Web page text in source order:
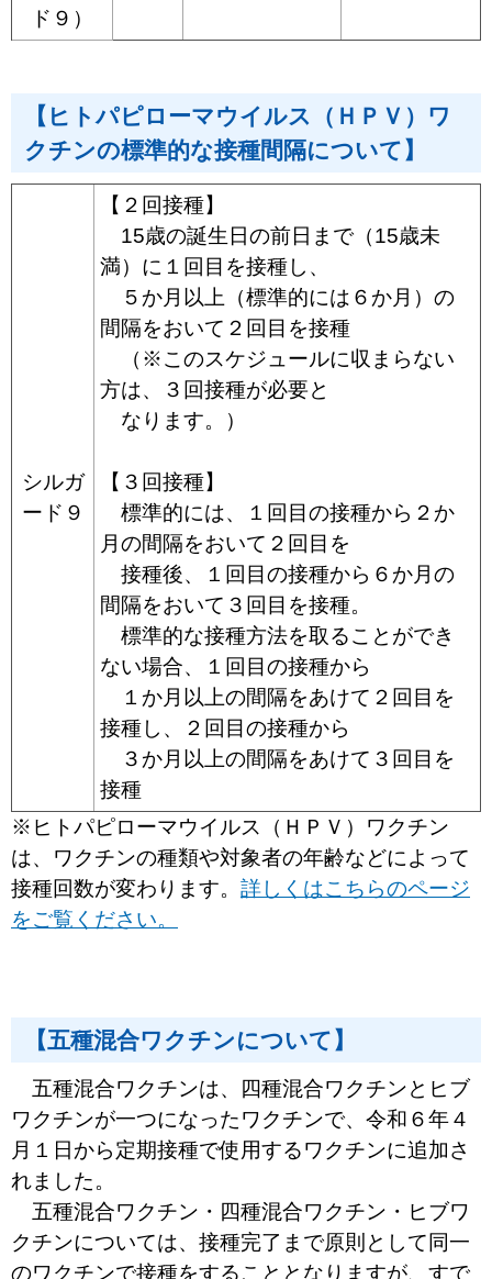
ド９）
【ヒトパピローマウイルス（ＨＰＶ）ワ
クチンの標準的な接種間隔について】
シルガ
ード９
【２回接種】
15歳の誕生日の前日まで（15歳未
満）に１回目を接種し、
５か月以上（標準的には６か月）の
間隔をおいて２回目を接種
（※このスケジュールに収まらない
方は、３回接種が必要と
なります。）
【３回接種】
標準的には、１回目の接種から２か
月の間隔をおいて２回目を
接種後、１回目の接種から６か月の
間隔をおいて３回目を接種。
標準的な接種方法を取ることができ
ない場合、１回目の接種から
１か月以上の間隔をあけて２回目を
接種し、２回目の接種から
３か月以上の間隔をあけて３回目を
接種
※ヒトパピローマウイルス（ＨＰＶ）ワクチン
は、ワクチンの種類や対象者の年齢などによって
接種回数が変わります。 詳しくはこちらのページ
をご覧ください。
【五種混合ワクチンについて】
五種混合ワクチンは、四種混合ワクチンとヒブ
ワクチンが一つになったワクチンで、令和６年４
月１日から定期接種で使用するワクチンに追加さ
れました。
五種混合ワクチン・四種混合ワクチン・ヒブワ
クチンについては、接種完了まで原則として同一
のワクチンで接種をすることとなりますが、 すで